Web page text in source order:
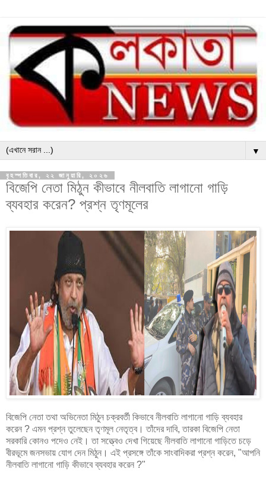
▼
বৃহস্পতিবার, ২২ জানুয়ারি, ২০২৬
বিজেপি নেতা মিঠুন কীভাবে নীলবাতি লাগানো গাড়ি
ব্যবহার করেন? প্রশ্ন তৃণমূলের
বিজেপি নেতা তথা অভিনেতা মিঠুন চক্রবর্তী কিভাবে নীলবাতি লাগানো গাড়ি ব্যবহার
করেন ? এমন প্রশ্ন তুলেছেন তৃণমূল নেতৃত্ব। তাঁদের দাবি, তারকা বিজেপি নেতা
সরকারি কোনও পদেও নেই। তা সত্ত্বেও দেখা গিয়েছে নীলবাতি লাগানো গাড়িতে চড়ে
বীরভূমে জনসভায় যোগ দেন মিঠুন। এই প্রসঙ্গে তাঁকে সাংবাদিকরা প্রশ্ন করেন, "আপনি
নীলবাতি লাগানো গাড়ি কীভাবে ব্যবহার করেন ?"